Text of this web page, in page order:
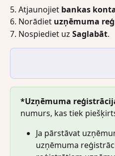
5. Atjaunojiet bankas
6. Norādiet uzņēmuma
7. Nospiediet uz Saglabāt.
*Uzņēmuma
numurs, kas tiek
Ja pārstāvat
uzņēmuma